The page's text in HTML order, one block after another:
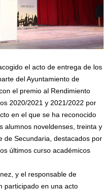
el acto de entrega de los
del Ayuntamiento de
el premio al Rendimiento
2020/2021 y 2021/2022 por
en el que se ha reconocido
alumnos noveldenses, treinta y
de Secundaria, destacados por
últimos curso académicos
y el responsable de
participado en una acto